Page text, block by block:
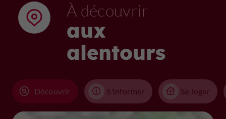
À découvrir
aux
alentours
Découvrir S'informer Se loger